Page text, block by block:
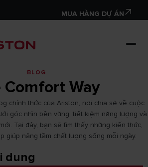
MUA HÀNG DỰ ÁN
BLOG
Comfort Way
chính thức của Ariston, nơi chia sẻ về cuộc
góc nhìn bền vững, tiết kiệm năng lượng và
Tại đây, bạn sẽ tìm thấy những kiến thức,
giúp nâng tầm chất lượng sống mỗi ngày.
dung